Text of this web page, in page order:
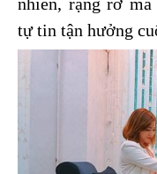
tự tin tận hưởng